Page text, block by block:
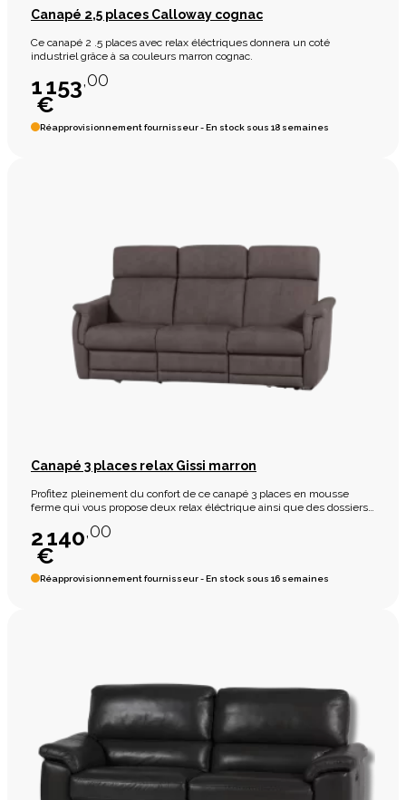
Canapé 2,5 places Calloway cognac
Ce canapé 2 .5 places avec relax éléctriques donnera un coté
industriel grâce à sa couleurs marron cognac.
1 153,00
€
Réapprovisionnement fournisseur - En stock sous 18 semaines
Canapé 3 places relax Gissi marron
Profitez pleinement du confort de ce canapé 3 places en mousse
ferme qui vous propose deux relax éléctrique ainsi que des dossiers
2 140,00
€
Réapprovisionnement fournisseur - En stock sous 16 semaines